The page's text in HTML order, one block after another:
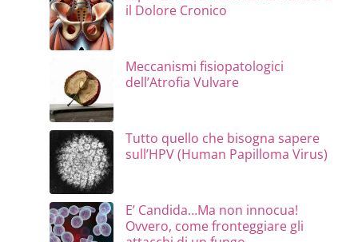
il Dolore Cronico
Meccanismi fisiopatologici
dell’Atrofia Vulvare
Tutto quello che bisogna sapere
sull’HPV (Human Papilloma Virus)
E’ Candida…Ma non innocua!
Ovvero, come fronteggiare gli